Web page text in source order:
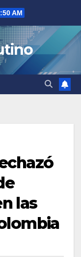
AM
las